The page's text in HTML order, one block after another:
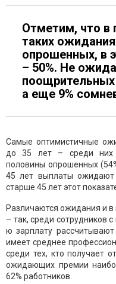
Отметим, что в
таких
опрошенных, в
– 50%. Не
поощрительных
а еще 9%
Самые оптимистичные
до 35 лет – среди них
половины опрошенных
45 лет выплаты ожидают
старше 45 лет этот
Различаются ожидания и в
– так, среди сотрудников
ю зарплату
имеет среднее
среди тех, кто получает
ожидающих премии
62% работников.